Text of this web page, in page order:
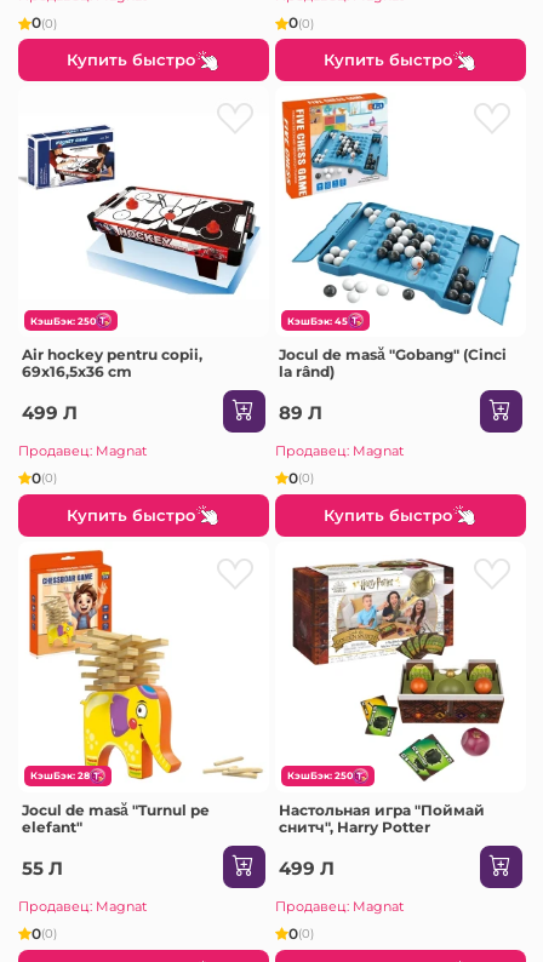
0(0)
Купить быстро
0(0)
Купить быстро
КэшБэк: 250
Air hockey pentru copii,
69x16,5x36 cm
499 Л
Продавец: Magnat
0(0)
Купить быстро
КэшБэк: 45
Jocul de masă "Gobang" (Cinci
la rând)
89 Л
Продавец: Magnat
0(0)
Купить быстро
КэшБэк: 28
Jocul de masă "Turnul pe
elefant"
55 Л
Продавец: Magnat
0(0)
КэшБэк: 250
Настольная игра "Поймай
снитч", Harry Potter
499 Л
Продавец: Magnat
0(0)